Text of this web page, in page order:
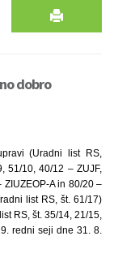
dobro
(Uradni list RS,
51/10, 40/12 – ZUJF,
A in 80/20 –
list RS, št. 61/17)
RS, št. 35/14, 21/15,
redni seji dne 31. 8.